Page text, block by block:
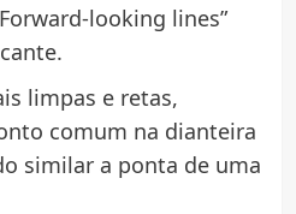
looking lines”
limpas e retas,
comum na dianteira
similar a ponta de uma